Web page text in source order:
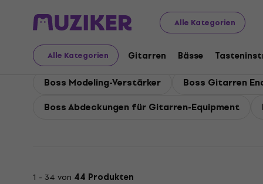
Alle Kategorien
Alle Kategorien Gitarren Bässe
Boss Gitarren Boss Gitarrenverstärker
Boss
Boss Modeling-Verstärker
Boss Gitarren
Boss Abdeckungen für Gitarren-Equipment
1 - 34 von 44 Produkten